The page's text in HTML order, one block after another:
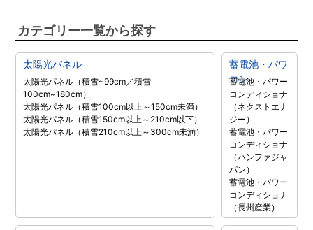
カテゴリー一覧から探す
太陽光パネル
太陽光パネル（積雪~99cm／積雪
100cm~180cm）
太陽光パネル（積雪100cm以上～150cm未満）
太陽光パネル（積雪150cm以上～210cm以下）
太陽光パネル（積雪210cm以上～300cm未満）
蓄電池・パワ
コン
蓄電池・パワー
コンディショナ
（ネクストエナ
ジー）
蓄電池・パワー
コンディショナ
（ハンファジャ
パン）
蓄電池・パワー
コンディショナ
（長州産業）